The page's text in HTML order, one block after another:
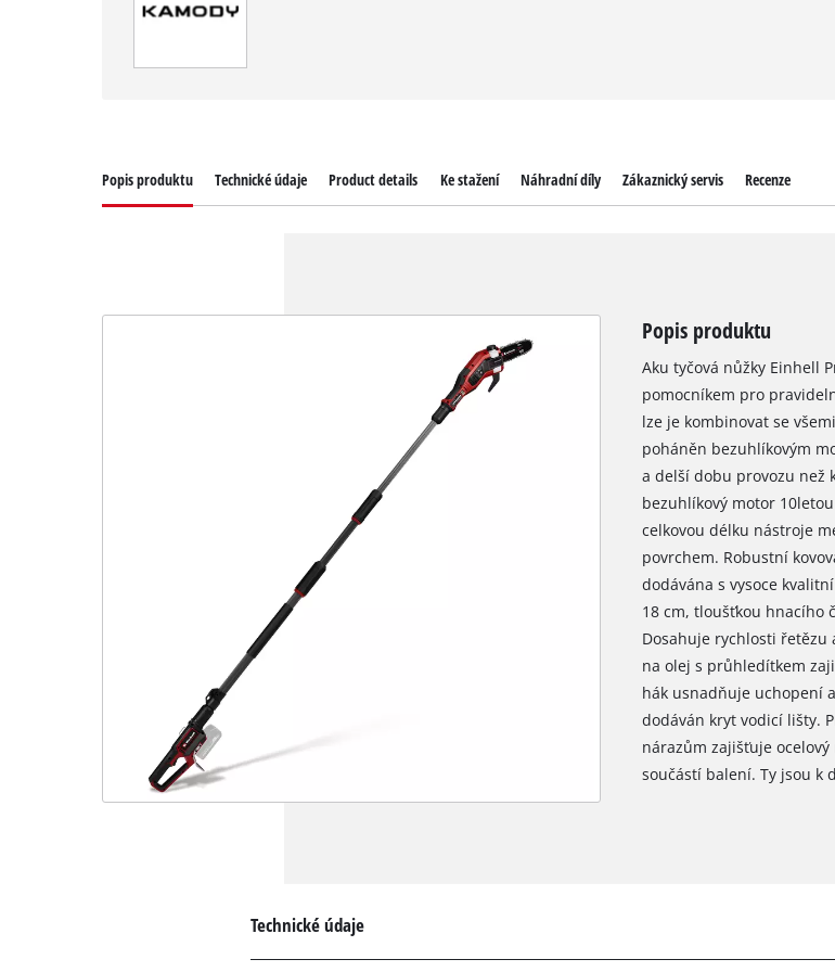
Popis produktu Technické údaje Product details Ke stažení Náhradní díly Zákaznický servis Recenze
Popis produktu
Aku tyčová nůžky Einhell
pomocníkem pro
lze je kombinovat se
poháněn bezuhlíkovým
a delší dobu provozu než
bezuhlíkový motor
celkovou délku nástroje
povrchem. Robustní
dodávána s vysoce
18 cm, tloušťkou hnacího
Dosahuje rychlosti řetězu
na olej s průhledítkem
hák usnadňuje uchopení
dodáván kryt vodicí lišty.
nárazům zajišťuje
součástí balení. Ty jsou k
Technické údaje